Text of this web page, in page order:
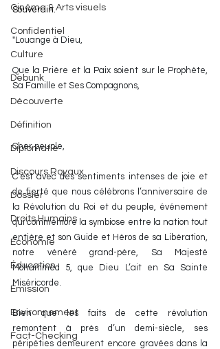
Cinéma & Arts visuels
Confidentiel
Culture
Debunk
Découverte
Définition
Diplomatie
Discours Royaux
Dossier
Droits Humains
Économie
Éducation
Émission
Environnement
Fact-Checking
Souverain.
"Louange à Dieu,
Que la Prière et la Paix soient sur le Prophète,
Sa Famille et Ses Compagnons,
Cher peuple,
C’est avec des sentiments intenses de joie et
de fierté que nous célébrons l’anniversaire de
la Révolution du Roi et du peuple, événement
qui commémore la symbiose entre la nation tout
entière et son Guide et Héros de sa Libération,
notre vénéré grand-père, Sa Majesté
Mohammed 5, que Dieu L’ait en Sa Sainte
Miséricorde.
Bien que les faits de cette révolution
remontent à près d’un demi-siècle, ses
péripéties demeurent encore gravées dans la